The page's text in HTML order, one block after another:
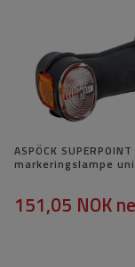
ASPÖCK SUPERPOINT
markeringslampe
151,05 NOK